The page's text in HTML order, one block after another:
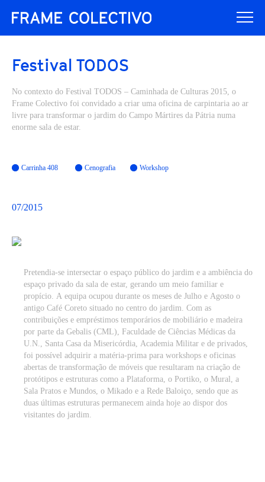
Festival TODOS
No contexto do Festival TODOS – Caminhada de Culturas 2015, o
Frame Colectivo foi convidado a criar uma oficina de carpintaria ao ar
livre para transformar o jardim do Campo Mártires da Pátria numa
enorme sala de estar.
Carrinha 408 Cenografia Workshop
07/2015
Pretendia-se intersectar o espaço público do jardim e a ambiência do
espaço privado da sala de estar, gerando um meio familiar e
propício. A equipa ocupou durante os meses de Julho e Agosto o
antigo Café Coreto situado no centro do jardim. Com as
contribuições e empréstimos temporários de mobiliário e madeira
por parte da Gebalis (CML), Faculdade de Ciências Médicas da
U.N., Santa Casa da Misericórdia, Academia Militar e de privados,
foi possível adquirir a matéria-prima para workshops e oficinas
abertas de transformação de móveis que resultaram na criação de
protótipos e estruturas como a Plataforma, o Portiko, o Mural, a
Sala Pratos e Mundos, o Mikado e a Rede Baloiço, sendo que as
duas últimas estruturas permanecem ainda hoje ao dispor dos
visitantes do jardim.